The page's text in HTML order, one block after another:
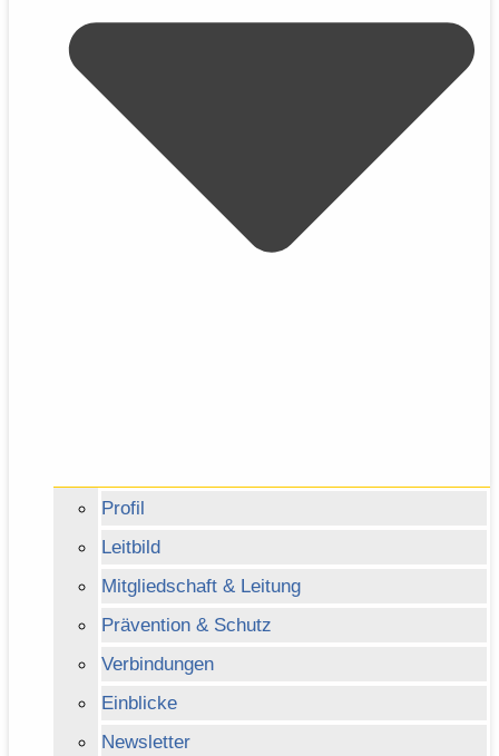
Profil
Leitbild
Mitgliedschaft & Leitung
Prävention & Schutz
Verbindungen
Einblicke
Newsletter